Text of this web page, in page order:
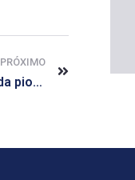
PRÓXIMO
Alagoano nasce com a segunda pior expectativa de vida do país, diz IBGE